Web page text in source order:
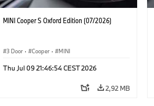
MINI Cooper S Oxford Edition (07/2026)
3 Door · Cooper · MINI
Thu Jul 09 21:46:54 CEST 2026
2,92 MB